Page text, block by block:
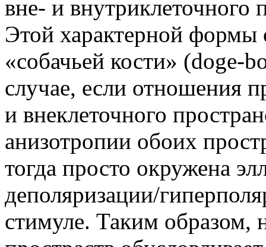
вне- и внутриклеточного
Этой характерной формы
«собачьей кости» (doge-
случае, если отношения
и внеклеточного
анизотропии обоих
тогда просто окружена
деполяризации/
стимуле. Таким образом,